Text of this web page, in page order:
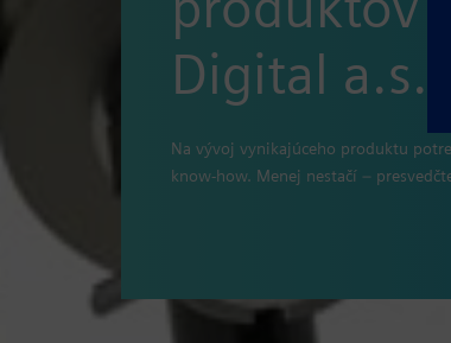
Digital a.s.
Na vývoj vynikajúceho produktu
know-how. Menej nestačí –